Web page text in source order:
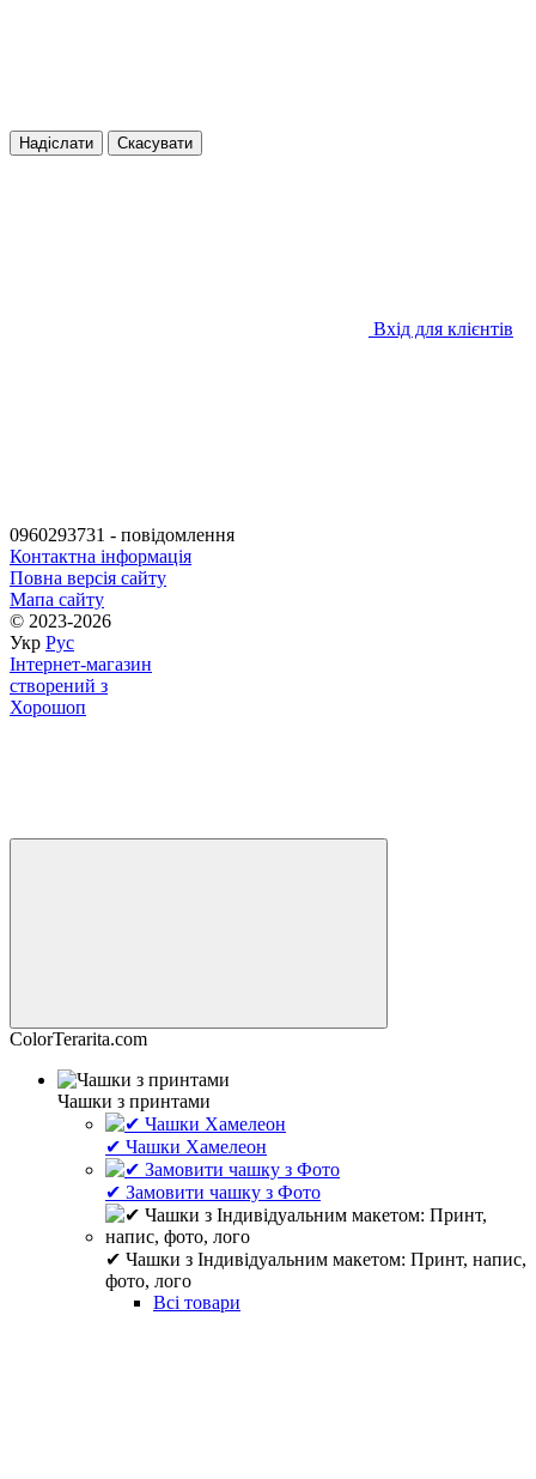
Надіслати Скасувати
Вхід для клієнтів
0960293731 - повідомлення
Контактна інформація
Повна версія сайту
Мапа сайту
© 2023-2026
Укр Рус
Інтернет-магазин
створений з
Хорошоп
ColorTerarita.com
Чашки з принтами
✔ Чашки Хамелеон
✔ Замовити чашку з Фото
✔ Чашки з Індивідуальним макетом: Принт, напис,
фото, лого
Всі товари